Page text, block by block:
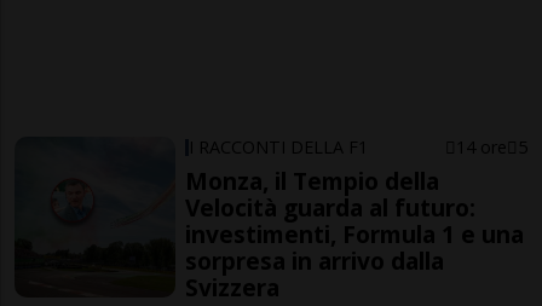
I RACCONTI DELLA F1 14 ore 5
Monza, il Tempio della
Velocità guarda al futuro:
investimenti, Formula 1 e una
sorpresa in arrivo dalla
Svizzera